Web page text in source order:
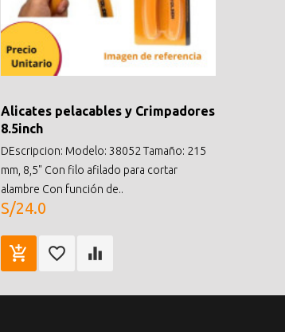
Alicates pelacables y Crimpadores
8.5inch
DEscripcion: Modelo: 38052 Tamaño: 215
mm, 8,5" Con filo afilado para cortar
alambre Con función de..
S/24.0